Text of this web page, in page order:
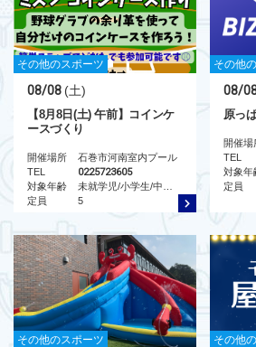
その他のスポーツ
08/08 (土)
【8月8日(土) 午前】コインケ
ースづくり
開催場所
石巻市河南室内プール
TEL
0225723605
対象年齢
定員
5
その他
08/
原っ
開催場
TEL
対象年
定員
その他のスポーツ その他